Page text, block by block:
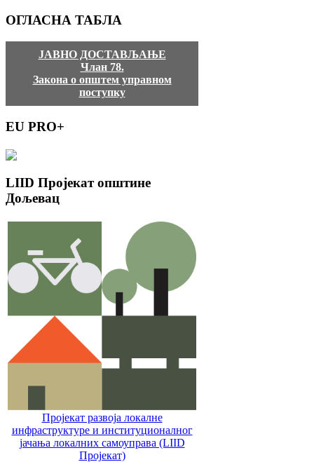
ОГЛАСНА ТАБЛА
ЈАВНО ДОСТАВЉАЊЕ
Члан 78.
Закона о општем управном
поступку
EU PRO+
LIID Пројекат општине
Дољевац
Пројекат развоја локалне
инфраструктуре и институционалног
јачања локалних самоуправa (LIID
Пројекат)